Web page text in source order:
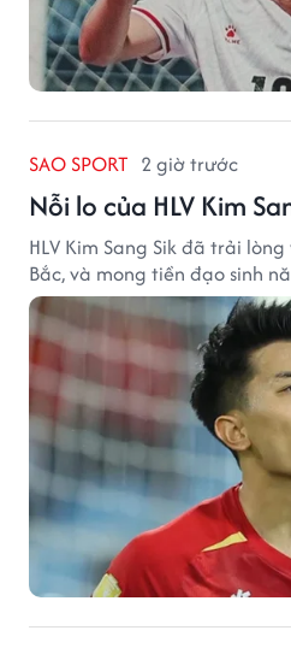
SAO SPORT 2 giờ trước
Nỗi lo của HLV Kim
HLV Kim Sang Sik đã trải
Bắc, và mong tiền đạo sinh